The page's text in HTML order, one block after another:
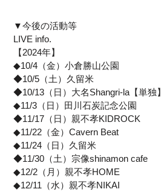
▼今後の活動等
LIVE info.
【2024年】
◆10/4（金）小倉勝山公園
◆10/5（土）久留米
◆10/13（日）大名Shangri-la【単独】
◆11/3（日）田川石炭記念公園
◆11/17（日）親不孝KIDROCK
◆11/22（金）Cavern Beat
◆11/24（日）久留米
◆11/30（土）宗像shinamon cafe
◆12/2（月）親不孝HOME
◆12/11（水）親不孝NIKAI